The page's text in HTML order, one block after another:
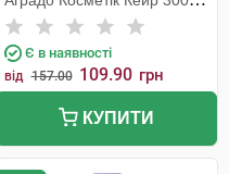
С.Л.У.
Є в наявності
від 157.00 109.90 грн
КУПИТИ